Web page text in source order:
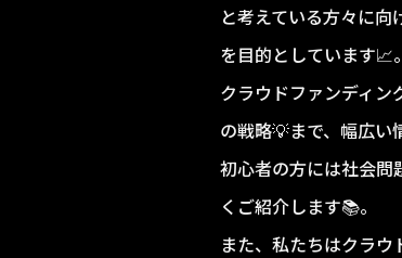
と考えている方々に
を目的としています📈。
クラウドファンディ
の戦略💡まで、幅広い
初心者の方には社会問
くご紹介します📚。
また、私たちはクラ